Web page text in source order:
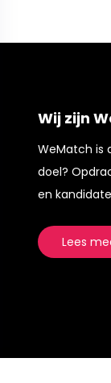
Wij zijn
WeMatch is
doel?
en
Lees